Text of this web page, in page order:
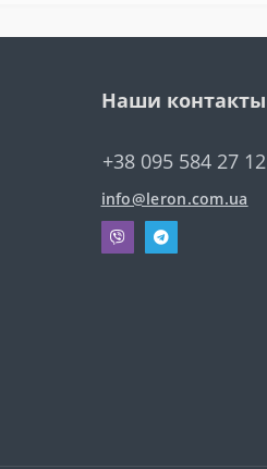
Наши контакты
+38 095 584 27 12
info@leron.com.ua